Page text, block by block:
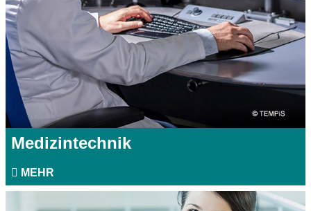
Medizintechnik
MEHR